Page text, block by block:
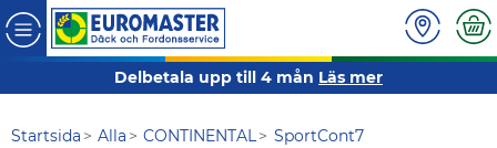
Delbetala upp till 4 mån Läs mer
Startsida Alla CONTINENTAL
SportCont7